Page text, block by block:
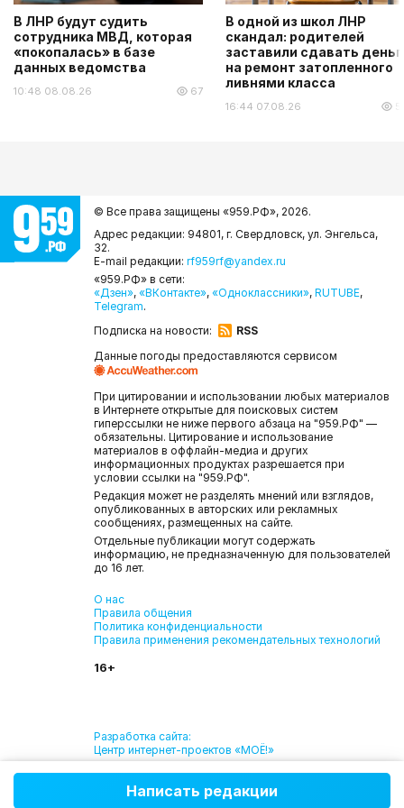
В ЛНР будут судить
сотрудника МВД, которая
«покопалась» в базе
данных ведомства
10:48 08.08.26 67
В одной из школ ЛНР
скандал: родителей
заставили сдавать
на ремонт затопленного
ливнями класса
16:44 07.08.26
© Все права защищены «959.РФ», 2026.
Адрес редакции: 94801, г. Свердловск, ул. Энгельса,
32.
E-mail редакции: rf959rf@yandex.ru
«959.РФ» в сети:
«Дзен», «ВКонтакте», «Одноклассники», RUTUBE,
Telegram.
Подписка на новости:
RSS
Данные погоды предоставляются сервисом
При цитировании и использовании любых материалов
в Интернете открытые для поисковых систем
гиперссылки не ниже первого абзаца на "959.РФ" —
обязательны. Цитирование и использование
материалов в оффлайн-медиа и других
информационных продуктах разрешается при
условии ссылки на "959.РФ".
Редакция может не разделять мнений или взглядов,
опубликованных в авторских или рекламных
сообщениях, размещенных на сайте.
Отдельные публикации могут содержать
информацию, не предназначенную для пользователей
до 16 лет.
О нас
Правила общения
Политика конфиденциальности
Правила применения рекомендательных технологий
16+
Разработка сайта:
Центр интернет-проектов «МОЁ!»
Написать редакции